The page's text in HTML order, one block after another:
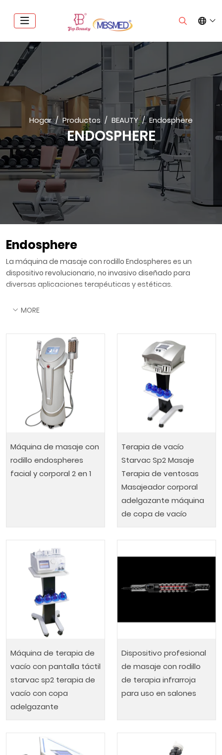
Hogar Productos BEAUTY Endosphere
ENDOSPHERE
Endosphere
La máquina de masaje con rodillo Endospheres es un
dispositivo revolucionario, no invasivo diseñado para
diversas aplicaciones terapéuticas y estéticas.
MORE
Máquina de masaje con
rodillo endospheres
facial y corporal 2 en 1
Terapia de vacío
Starvac Sp2 Masaje
Terapia de ventosas
Masajeador corporal
adelgazante máquina
de copa de vacío
Máquina de terapia de
vacío con pantalla táctil
starvac sp2 terapia de
vacío con copa
adelgazante
Dispositivo profesional
de masaje con rodillo
de terapia infrarroja
para uso en salones